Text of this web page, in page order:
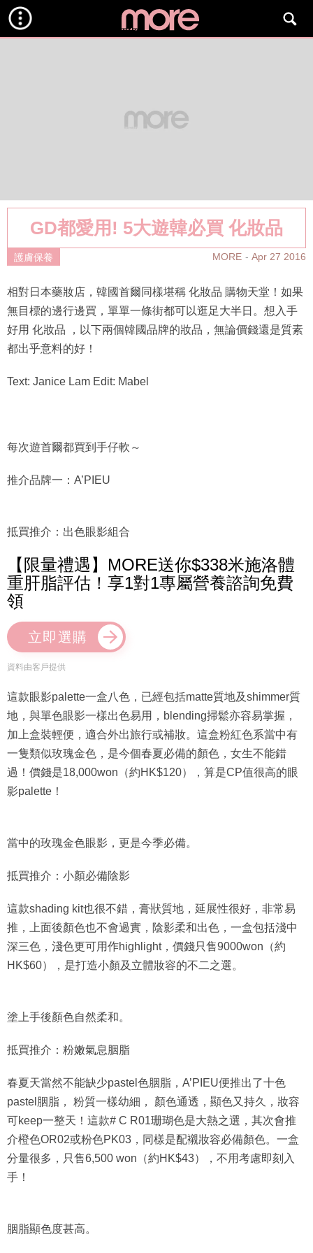
GD都愛用! 5大遊韓必買 化妝品
護膚保養 MORE Apr 27 2016
相對日本藥妝店，韓國首爾同樣堪稱 化妝品 購物天堂！如果
無目標的邊行邊買，單單一條街都可以逛足大半日。想入手
好用 化妝品 ，以下兩個韓國品牌的妝品，無論價錢還是質素
都出乎意料的好！
Text: Janice Lam Edit: Mabel
每次遊首爾都買到手仔軟～
推介品牌一：A’PIEU
抵買推介：出色眼影組合
【限量禮遇】MORE送你$338米施洛體
重肝脂評估！享1對1專屬營養諮詢免費
領
立即選購
資料由客戶提供
這款眼影palette一盒八色，已經包括matte質地及shimmer質
地，與單色眼影一樣出色易用，blending掃鬆亦容易掌握，
加上盒裝輕便，適合外出旅行或補妝。這盒粉紅色系當中有
一隻類似玫瑰金色，是今個春夏必備的顏色，女生不能錯
過！價錢是18,000won（約HK$120），算是CP值很高的眼
影palette！
當中的玫瑰金色眼影，更是今季必備。
抵買推介：小顏必備陰影
這款shading kit也很不錯，膏狀質地，延展性很好，非常易
推，上面後顏色也不會過實，陰影柔和出色，一盒包括淺中
深三色，淺色更可用作highlight，價錢只售9000won（約
HK$60），是打造小顏及立體妝容的不二之選。
塗上手後顏色自然柔和。
抵買推介：粉嫩氣息胭脂
春夏天當然不能缺少pastel色胭脂，A’PIEU便推出了十色
pastel胭脂， 粉質一樣幼細， 顏色通透，顯色又持久，妝容
可keep一整天！這款# C R01珊瑚色是大熱之選，其次會推
介橙色OR02或粉色PK03，同樣是配襯妝容必備顏色。一盒
分量很多，只售6,500 won（約HK$43），不用考慮即刻入
手！
胭脂顯色度甚高。